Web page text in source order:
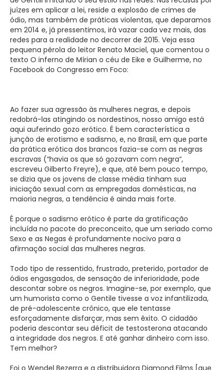
juízes em aplicar a lei, reside a explosão de crimes de
ódio, mas também de práticas violentas, que deparamos
em 2014 e, já pressentimos, irá vazar cada vez mais, das
redes para a realidade no decorrer de 2015. Veja essa
pequena pérola do leitor Renato Maciel, que comentou o
texto O inferno de Mírian o céu de Eike e Guilherme, no
Facebook do Congresso em Foco:
Ao fazer sua agressão às mulheres negras, e depois
redobrá-las atingindo os nordestinos, nosso amigo está
aqui auferindo gozo erótico. É bem característica a
junção de erotismo e sadismo, e, no Brasil, em que parte
da prática erótica dos brancos fazia-se com as negras
escravas (“havia os que só gozavam com negra”,
escreveu Gilberto Freyre), e que, até bem pouco tempo,
se dizia que os jovens de classe média tinham sua
iniciação sexual com as empregadas domésticas, na
maioria negras, a tendência é ainda mais forte.
É porque o sadismo erótico é parte da gratificação
incluída no pacote do preconceito, que um seriado como
Sexo e as Negas é profundamente nocivo para a
afirmação social das mulheres negras.
Todo tipo de ressentido, frustrado, preterido, portador de
ódios engasgados, de sensação de inferioridade, pode
descontar sobre os negros. Imagine-se, por exemplo, que
um humorista como o Gentile tivesse a voz infantilizada,
de pré-adolescente crônico, que ele tentasse
esforçadamente disfarçar, mas sem êxito. O cidadão
poderia descontar seu déficit de testosterona atacando
a integridade dos negros. E até ganhar dinheiro com isso.
Tem melhor?
Foi o Wendel Bezerra e a distribuidora Diamond Films [que